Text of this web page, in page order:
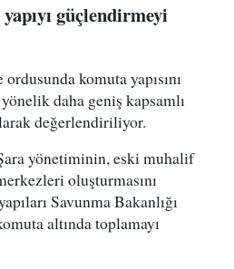
güçlendirmeyi
komuta yapısını
daha geniş kapsamlı
değerlendiriliyor.
yönetiminin, eski muhalif
oluşturmasını
Savunma Bakanlığı
altında toplamayı